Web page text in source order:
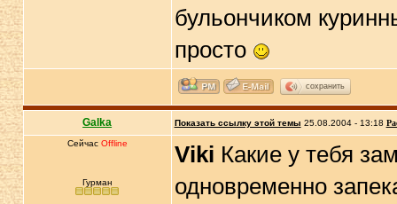
бульончиком
просто
сохранить
Galka Показать ссылку этой темы 25.08.2004 - 13:18
Сейчас Offline
Гурман
Viki Какие у тебя
одновременно